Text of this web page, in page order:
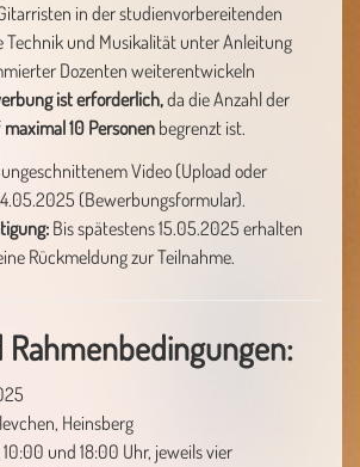
in der studienvorbereitenden
Technik und Musikalität unter Anleitung
Dozenten weiterentwickeln
ist erforderlich,da die Anzahl der
maximal 10 Personen begrenzt ist.
Video (Upload oder
(Bewerbungsformular).
Bis spätestens 15.05.2025 erhalten
Rückmeldung zur Teilnahme.
Heinsberg
und 18:00 Uhr, jeweils vier